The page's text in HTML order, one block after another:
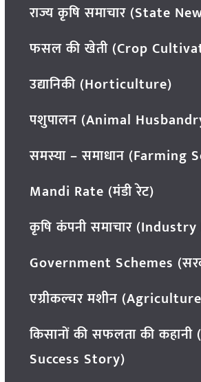
राज्य कृषि समाचार (State
फसल की खेती (Crop
उद्यानिकी (Horticulture)
पशुपालन (Animal
समस्या – समाधान (Farming
Mandi Rate (मंडी रेट)
कृषि कंपनी समाचार
Government Schemes
एग्रीकल्चर मशीन
किसानों की सफलता की कहानी
Success Story)